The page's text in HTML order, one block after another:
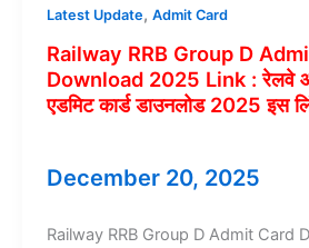
2025
Latest Update, Admit Card
Railway RRB Group D
Download 2025 Link : रेलवे
एडमिट कार्ड डाउनलोड 2025 इस
December 20, 2025
Railway RRB Group D Admit Card